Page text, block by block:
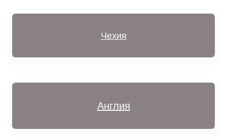
Чехия
Англия